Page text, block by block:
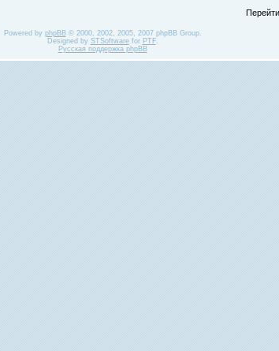
Powered by phpBB© 2000, 2002, 2005, 2007 phpBB Group.
Designed by STSoftwarefor PTF.
Русская поддержка phpBB